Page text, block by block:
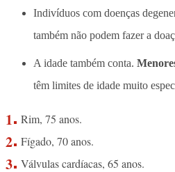
Indivíduos com doenças
também não podem fazer a
A idade também conta.
têm limites de idade muito
Rim, 75 anos.
Fígado, 70 anos.
Válvulas cardíacas, 65 anos.